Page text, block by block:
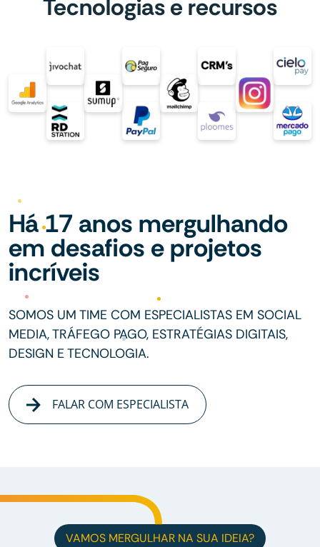
Tecnologias e recursos
Há 17 anos mergulhando
em desafios e projetos
incríveis
SOMOS UM TIME COM ESPECIALISTAS EM SOCIAL
MEDIA, TRÁFEGO PAGO, ESTRATÉGIAS DIGITAIS,
DESIGN E TECNOLOGIA.
FALAR COM ESPECIALISTA
VAMOS MERGULHAR NA SUA IDEIA?